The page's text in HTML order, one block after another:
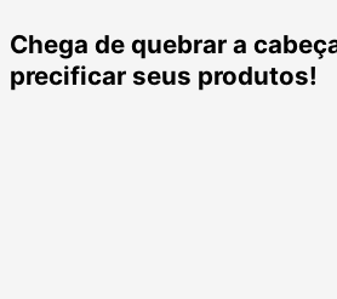
Chega de quebrar a
precificar seus produtos!